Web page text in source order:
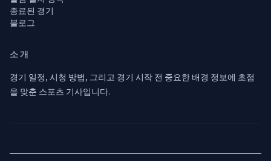
종료된 경기
블로그
소개
경기 일정, 시청 방법, 그리고 경기 시작 전 중요한 배경 정보에 초점
을 맞춘 스포츠 기사입니다.